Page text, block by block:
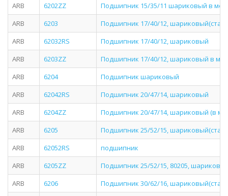
ARB
6202ZZ
Подшипник 15/35/11 шариковый в
ARB
6203
Подшипник 17/40/12,
ARB
62032RS
Подшипник 17/40/12, шариковый
ARB
6203ZZ
Подшипник 17/40/12, шариковый в
ARB
6204
Подшипник шариковый
ARB
62042RS
Подшипник 20/47/14, шариковый
ARB
6204ZZ
Подшипник 20/47/14, шариковый (в
ARB
6205
Подшипник 25/52/15,
ARB
62052RS
подшипник
ARB
6205ZZ
Подшипник 25/52/15, 80205,
ARB
6206
Подшипник 30/62/16,